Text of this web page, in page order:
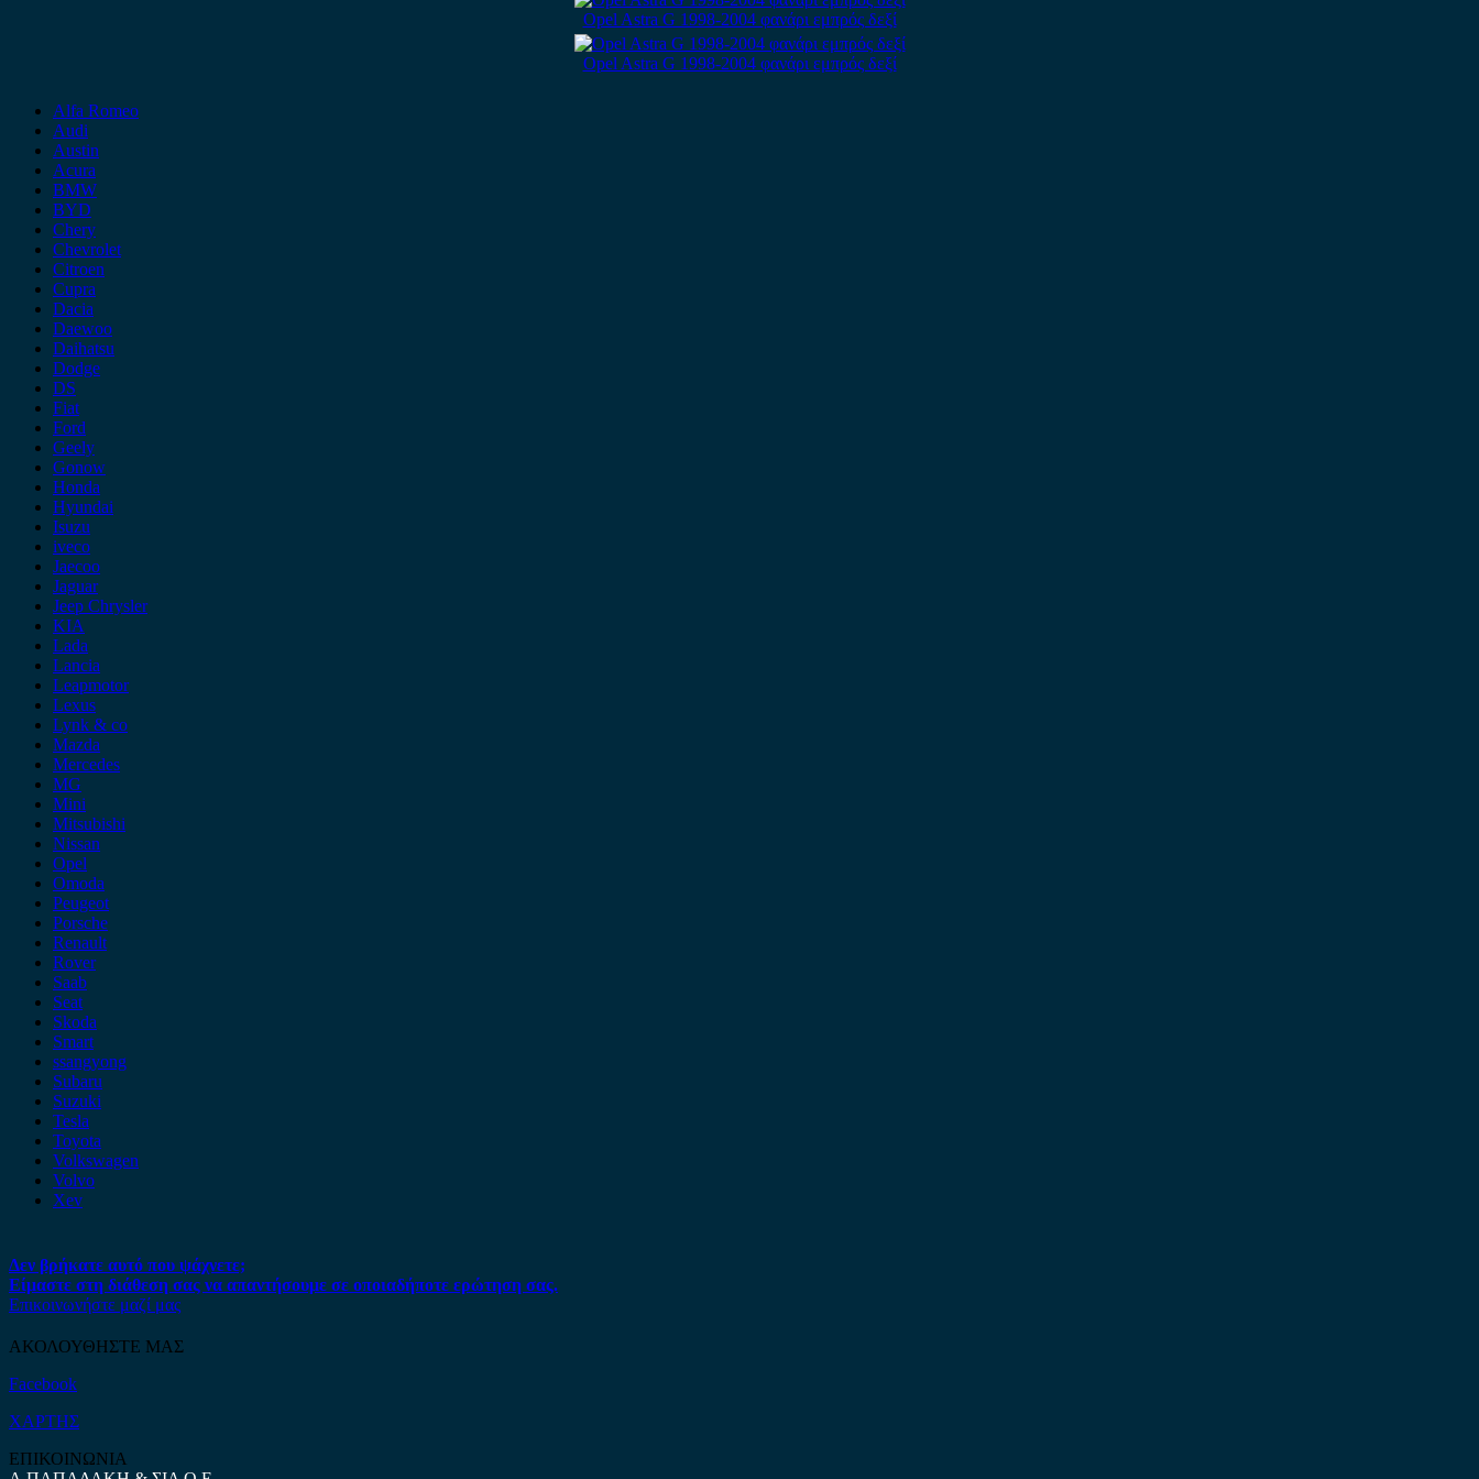
Opel Astra G 1998-2004 φανάρι εμπρός δεξί
Opel Astra G 1998-2004 φανάρι εμπρός δεξί
Alfa Romeo
Audi
Austin
Acura
BMW
BYD
Chery
Chevrolet
Citroen
Cupra
Dacia
Daewoo
Daihatsu
Dodge
DS
Fiat
Ford
Geely
Gonow
Honda
Hyundai
Isuzu
iveco
Jaecoo
Jaguar
Jeep Chrysler
KIA
Lada
Lancia
Leapmotor
Lexus
Lynk & co
Mazda
Mercedes
MG
Mini
Mitsubishi
Nissan
Opel
Omoda
Peugeot
Porsche
Renault
Rover
Saab
Seat
Skoda
Smart
ssangyong
Subaru
Suzuki
Tesla
Toyota
Volkswagen
Volvo
Xev
Δεν βρήκατε αυτό που ψάχνετε;
Είμαστε στη διάθεση σας να απαντήσουμε σε οποιαδήποτε ερώτηση σας.
Επικοινωνήστε μαζί μας
ΑΚΟΛΟΥΘΗΣΤΕ ΜΑΣ
Facebook
ΧΑΡΤΗΣ
ΕΠΙΚΟΙΝΩΝΙΑ